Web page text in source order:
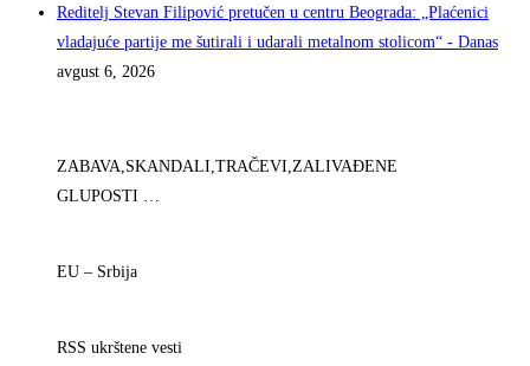
Reditelj Stevan Filipović pretučen u centru Beograda: „Plaćenici
vladajuće partije me šutirali i udarali metalnom stolicom“ - Danas
avgust 6, 2026
ZABAVA,SKANDALI,TRAČEVI,ZALIVAĐENE
GLUPOSTI …
EU – Srbija
RSS ukrštene vesti